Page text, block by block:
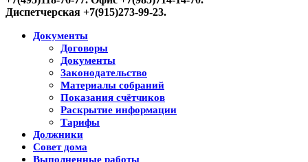
Диспетчерская +7(915)273-99-23.
Документы
Договоры
Документы
Законодательство
Материалы собраний
Показания счётчиков
Раскрытие информации
Тарифы
Должники
Совет дома
Выполненные работы